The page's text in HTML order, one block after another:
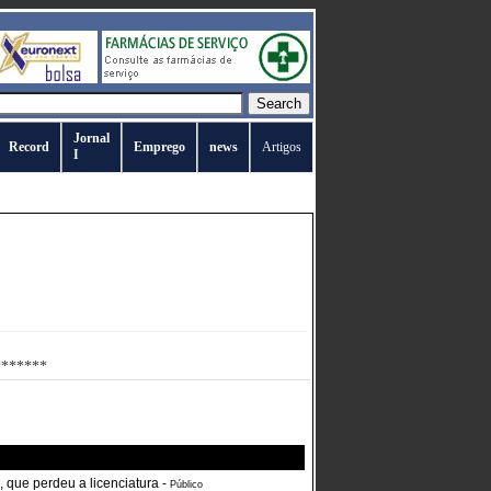
Record
Jornal
I
Emprego news Artigos
que perdeu a licenciatura - Público